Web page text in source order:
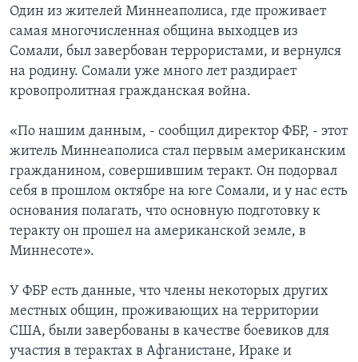
Один из жителей Миннеаполиса, где проживает
самая многочисленная община выходцев из
Сомали, был завербован террористами, и вернулся
на родину. Сомали уже много лет раздирает
кровопролитная гражданская война.
«По нашим данным, - сообщил директор ФБР, - этот
житель Миннеаполиса стал первым американским
гражданином, совершившим теракт. Он подорвал
себя в прошлом октябре на юге Сомали, и у нас есть
основания полагать, что основную подготовку к
теракту он прошел на американской земле, в
Миннесоте».
У ФБР есть данные, что члены некоторых других
местных общин, проживающих на территории
США, были завербованы в качестве боевиков для
участия в терактах в Афганистане, Ираке и